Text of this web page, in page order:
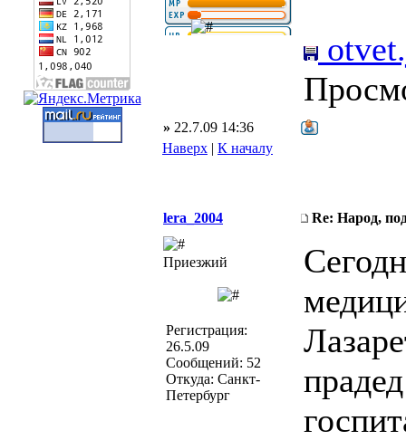
» 22.7.09 14:36
Наверх | К началу
lera_2004 Re: Народ,
Приезжий
Регистрация:
26.5.09
Сообщений: 52
Откуда: Санкт-
Петербург